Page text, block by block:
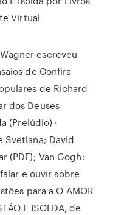
Virtual
escreveu
de Confira
de Richard
dos Deuses
(Prelúdio) ·
Svetlana; David
(PDF); Van Gogh:
e ouvir sobre
para a O AMOR
E ISOLDA, de